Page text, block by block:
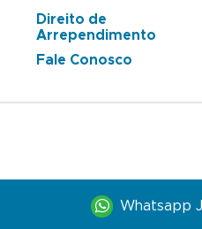
Direito de
Arrependimento
Fale Conosco
Whatsapp